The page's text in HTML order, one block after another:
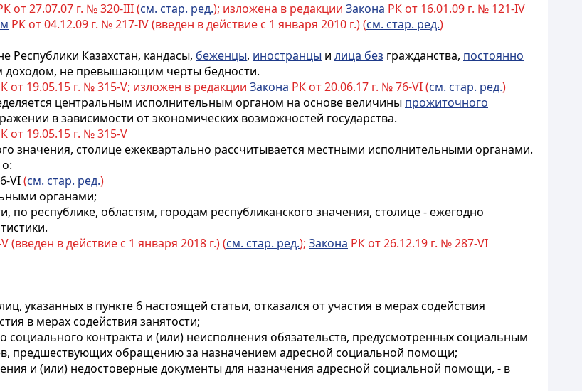
от 27.07.07 г. № 320-III (см. стар. ред.); изложена в редакции Закона РК от 16.01.09 г. № 121-IV
РК от 04.12.09 г. № 217-IV (введен в действие с 1 января 2010 г.) (см. стар. ред.)
Казахстан, кандасы, беженцы, иностранцы и лица без гражданства, постоянно
доходом, не превышающим черты бедности.
от 19.05.15 г. № 315-V; изложен в редакции Закона РК от 20.06.17 г. № 76-VI (см. стар. ред.)
центральным исполнительным органом на основе величины прожиточного
в зависимости от экономических возможностей государства.
от 19.05.15 г. № 315-V
значения, столице ежеквартально рассчитывается местными исполнительными органами.
VI(см. стар. ред.)
органами;
республике, областям, городам республиканского значения, столице - ежегодно
(введен в действие с 1 января 2018 г.) (см. стар. ред.); Закона РК от 26.12.19 г. № 287-VI
указанных в пункте 6 настоящей статьи, отказался от участия в мерах содействия
в мерах содействия занятости;
социального контракта и (или) неисполнения обязательств, предусмотренных социальным
предшествующих обращению за назначением адресной социальной помощи;
и (или) недостоверные документы для назначения адресной социальной помощи, - в